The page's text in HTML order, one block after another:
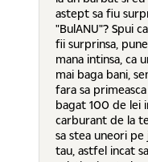
astept sa fiu
"BulANU"? Spui
fii surprinsa,
mana intinsa, ca
mai baga bani,
fara sa
bagat 100 de lei
carburant de la
sa stea uneori
tau, astfel incat